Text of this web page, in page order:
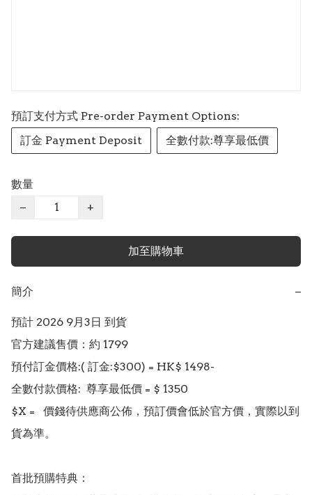
預訂支付方式 Pre-order Payment Options:
訂金 Payment Deposit
全數付款:尊享最低價
數量
−
+
加至購物車
簡介 −
預計 2026 9月3日 到貨
官方建議售價：約 1799
預付訂金價格:( 訂金:$300) = HK$ 1498-
全數付款價格:  尊享最低價 = $ 1350
$X =   價錢待供應商公佈，預訂價會低於官方價，實際以到
貨為準。
首批預購特典：